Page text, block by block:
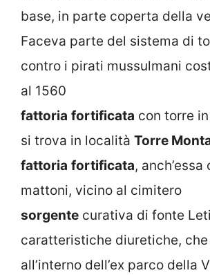
base, in parte coperta della
Faceva parte del sistema di
contro i pirati mussulmani
al 1560
fattoria fortificata con torre
si trova in località Torre
fattoria fortificata,
mattoni, vicino al cimitero
sorgente curativa di fonte
caratteristiche diuretiche,
all’interno dell’ex parco della